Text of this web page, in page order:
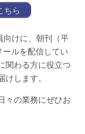
ちら
向けに、朝刊（平
ルを配信してい
関わる方に役立つ
します。
々の業務にぜひお